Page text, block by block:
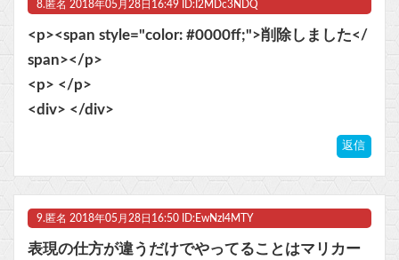
8. 匿名 2018年05月28日16:49 ID:I2MDc3NDQ
<p><span style="color: #0000ff;">削除しました</
span></p>
<p> </p>
<div> </div>
返信
9. 匿名 2018年05月28日16:50 ID:EwNzI4MTY
表現の仕方が違うだけでやってることはマリカー